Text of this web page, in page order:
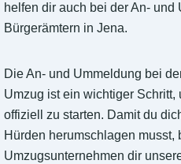
helfen dir auch bei der An- und
Bürgerämtern in Jena.
Die An- und Ummeldung bei
Umzug ist ein wichtiger
offiziell zu starten. Damit du
Hürden herumschlagen musst,
Umzugsunternehmen dir